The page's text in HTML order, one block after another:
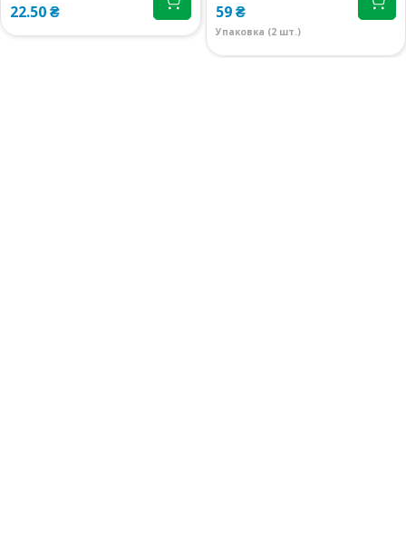
22.50 ₴ 59 ₴
Упаковка (2 шт.)